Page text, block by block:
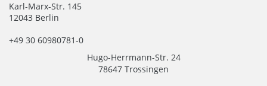
Karl-Marx-Str. 145
12043 Berlin
+49 30 60980781-0
Hugo-Herrmann-Str. 24
78647 Trossingen